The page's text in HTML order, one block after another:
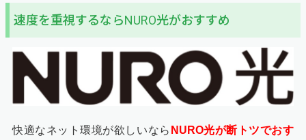
速度を重視するならNURO光がおすすめ
快適なネット環境が欲しいなら NURO光が断トツでおす